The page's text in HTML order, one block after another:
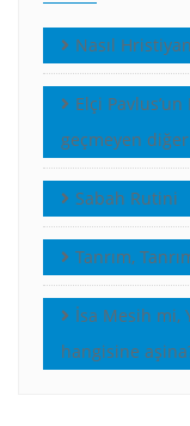
Nasıl
Elçi
geçmeyen
Sabah Rutini
Tanrım,
İsa Mesih mi,
hangisine